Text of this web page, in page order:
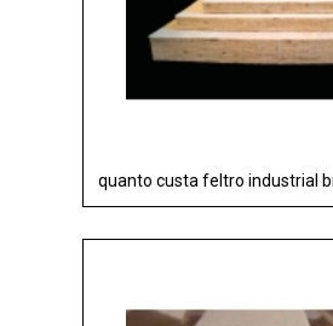
quanto custa feltro industrial